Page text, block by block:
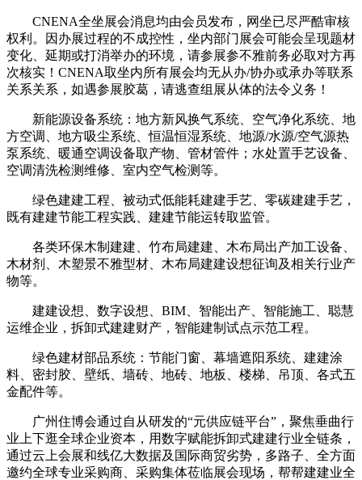
CNENA全坐展会消息均由会员发布，网坐已尽严酷审核
权利。因办展过程的不成控性，坐内部门展会可能会呈现题材
变化、延期或打消举办的环境，请参展参不雅前务必取对方再
次核实！CNENA取坐内所有展会均无从办/协办或承办等联系
关系关系，如遇参展胶葛，请逃查组展从体的法令义务！
新能源设备系统：地方新风换气系统、空气净化系统、地
方空调、地方吸尘系统、恒温恒湿系统、地源/水源/空气源热
泵系统、暖通空调设备取产物、管材管件；水处置手艺设备、
空调清洗检测维修、室内空气检测等。
绿色建建工程、被动式低能耗建建手艺、零碳建建手艺，
既有建建节能工程实践、建建节能运转取监管。
各类环保木制建建、竹布局建建、木布局出产加工设备、
木材剂、木塑景不雅型材、木布局建建设想征询及相关行业产
物等。
建建设想、数字设想、BIM、智能出产、智能施工、聪慧
运维企业，拆卸式建建财产，智能建制试点示范工程。
绿色建材部品系统：节能门窗、幕墙遮阳系统、建建涂
料、密封胶、壁纸、墙砖、地砖、地板、楼梯、吊顶、各式五
金配件等。
广州住博会通过自从研发的“元供应链平台”，聚焦垂曲行
业上下逛全球企业资本，用数字赋能拆卸式建建行业全链条，
通过云上会展和线亿大数据及国际商贸劣势，多路子、全方面
邀约全球专业采购商、采购集体莅临展会现场，帮帮建建业全